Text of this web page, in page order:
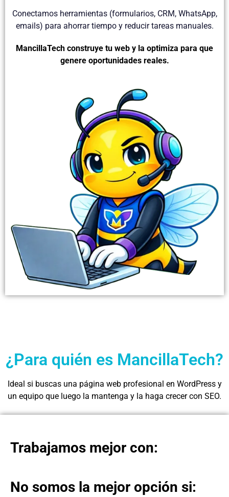
Conectamos herramientas (formularios, CRM, WhatsApp,
emails) para ahorrar tiempo y reducir tareas manuales.
MancillaTech construye tu web y la optimiza para que
genere oportunidades reales.
¿Para quién es MancillaTech?
Ideal si buscas una página web profesional en WordPress y
un equipo que luego la mantenga y la haga crecer con SEO.
Trabajamos mejor con:
No somos la mejor opción si: